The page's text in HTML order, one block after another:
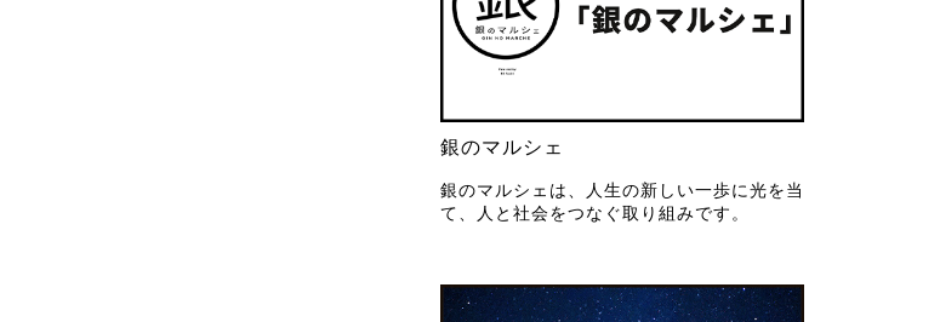
銀のマルシェ
銀のマルシェは、人生の新しい一歩に光を当
て、人と社会をつなぐ取り組みです。